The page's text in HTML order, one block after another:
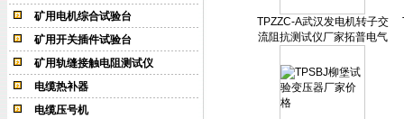
矿用电机综合试验台
矿用开关插件试验台
矿用轨缝接触电阻测试仪
电缆热补器
电缆压号机
TPZZC-A武汉发电机转子交
流阻抗测试仪厂家拓普电气